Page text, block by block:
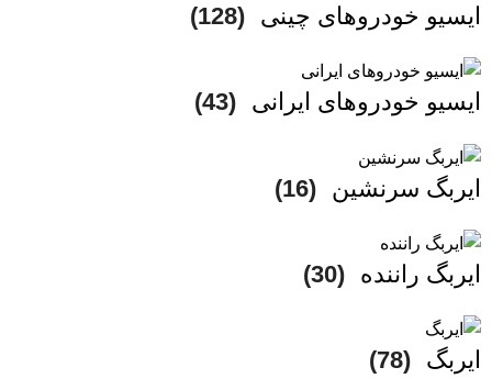
ایسیو خودروهای چینی (128)
ایسیو خودروهای ایرانی (43)
ایربگ سرنشین (16)
ایربگ راننده (30)
ایربگ (78)